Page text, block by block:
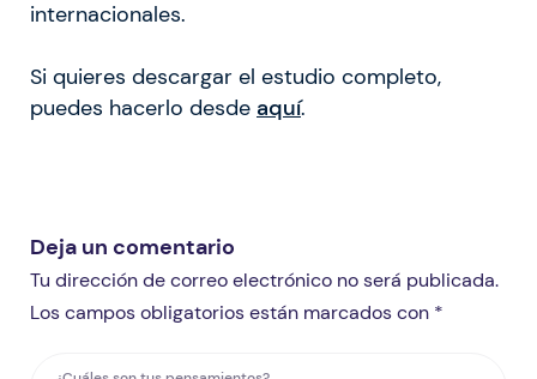
internacionales.
Si quieres descargar el estudio completo,
puedes hacerlo desde aquí.
Deja un comentario
Tu dirección de correo electrónico no será publicada.
Los campos obligatorios están marcados con *